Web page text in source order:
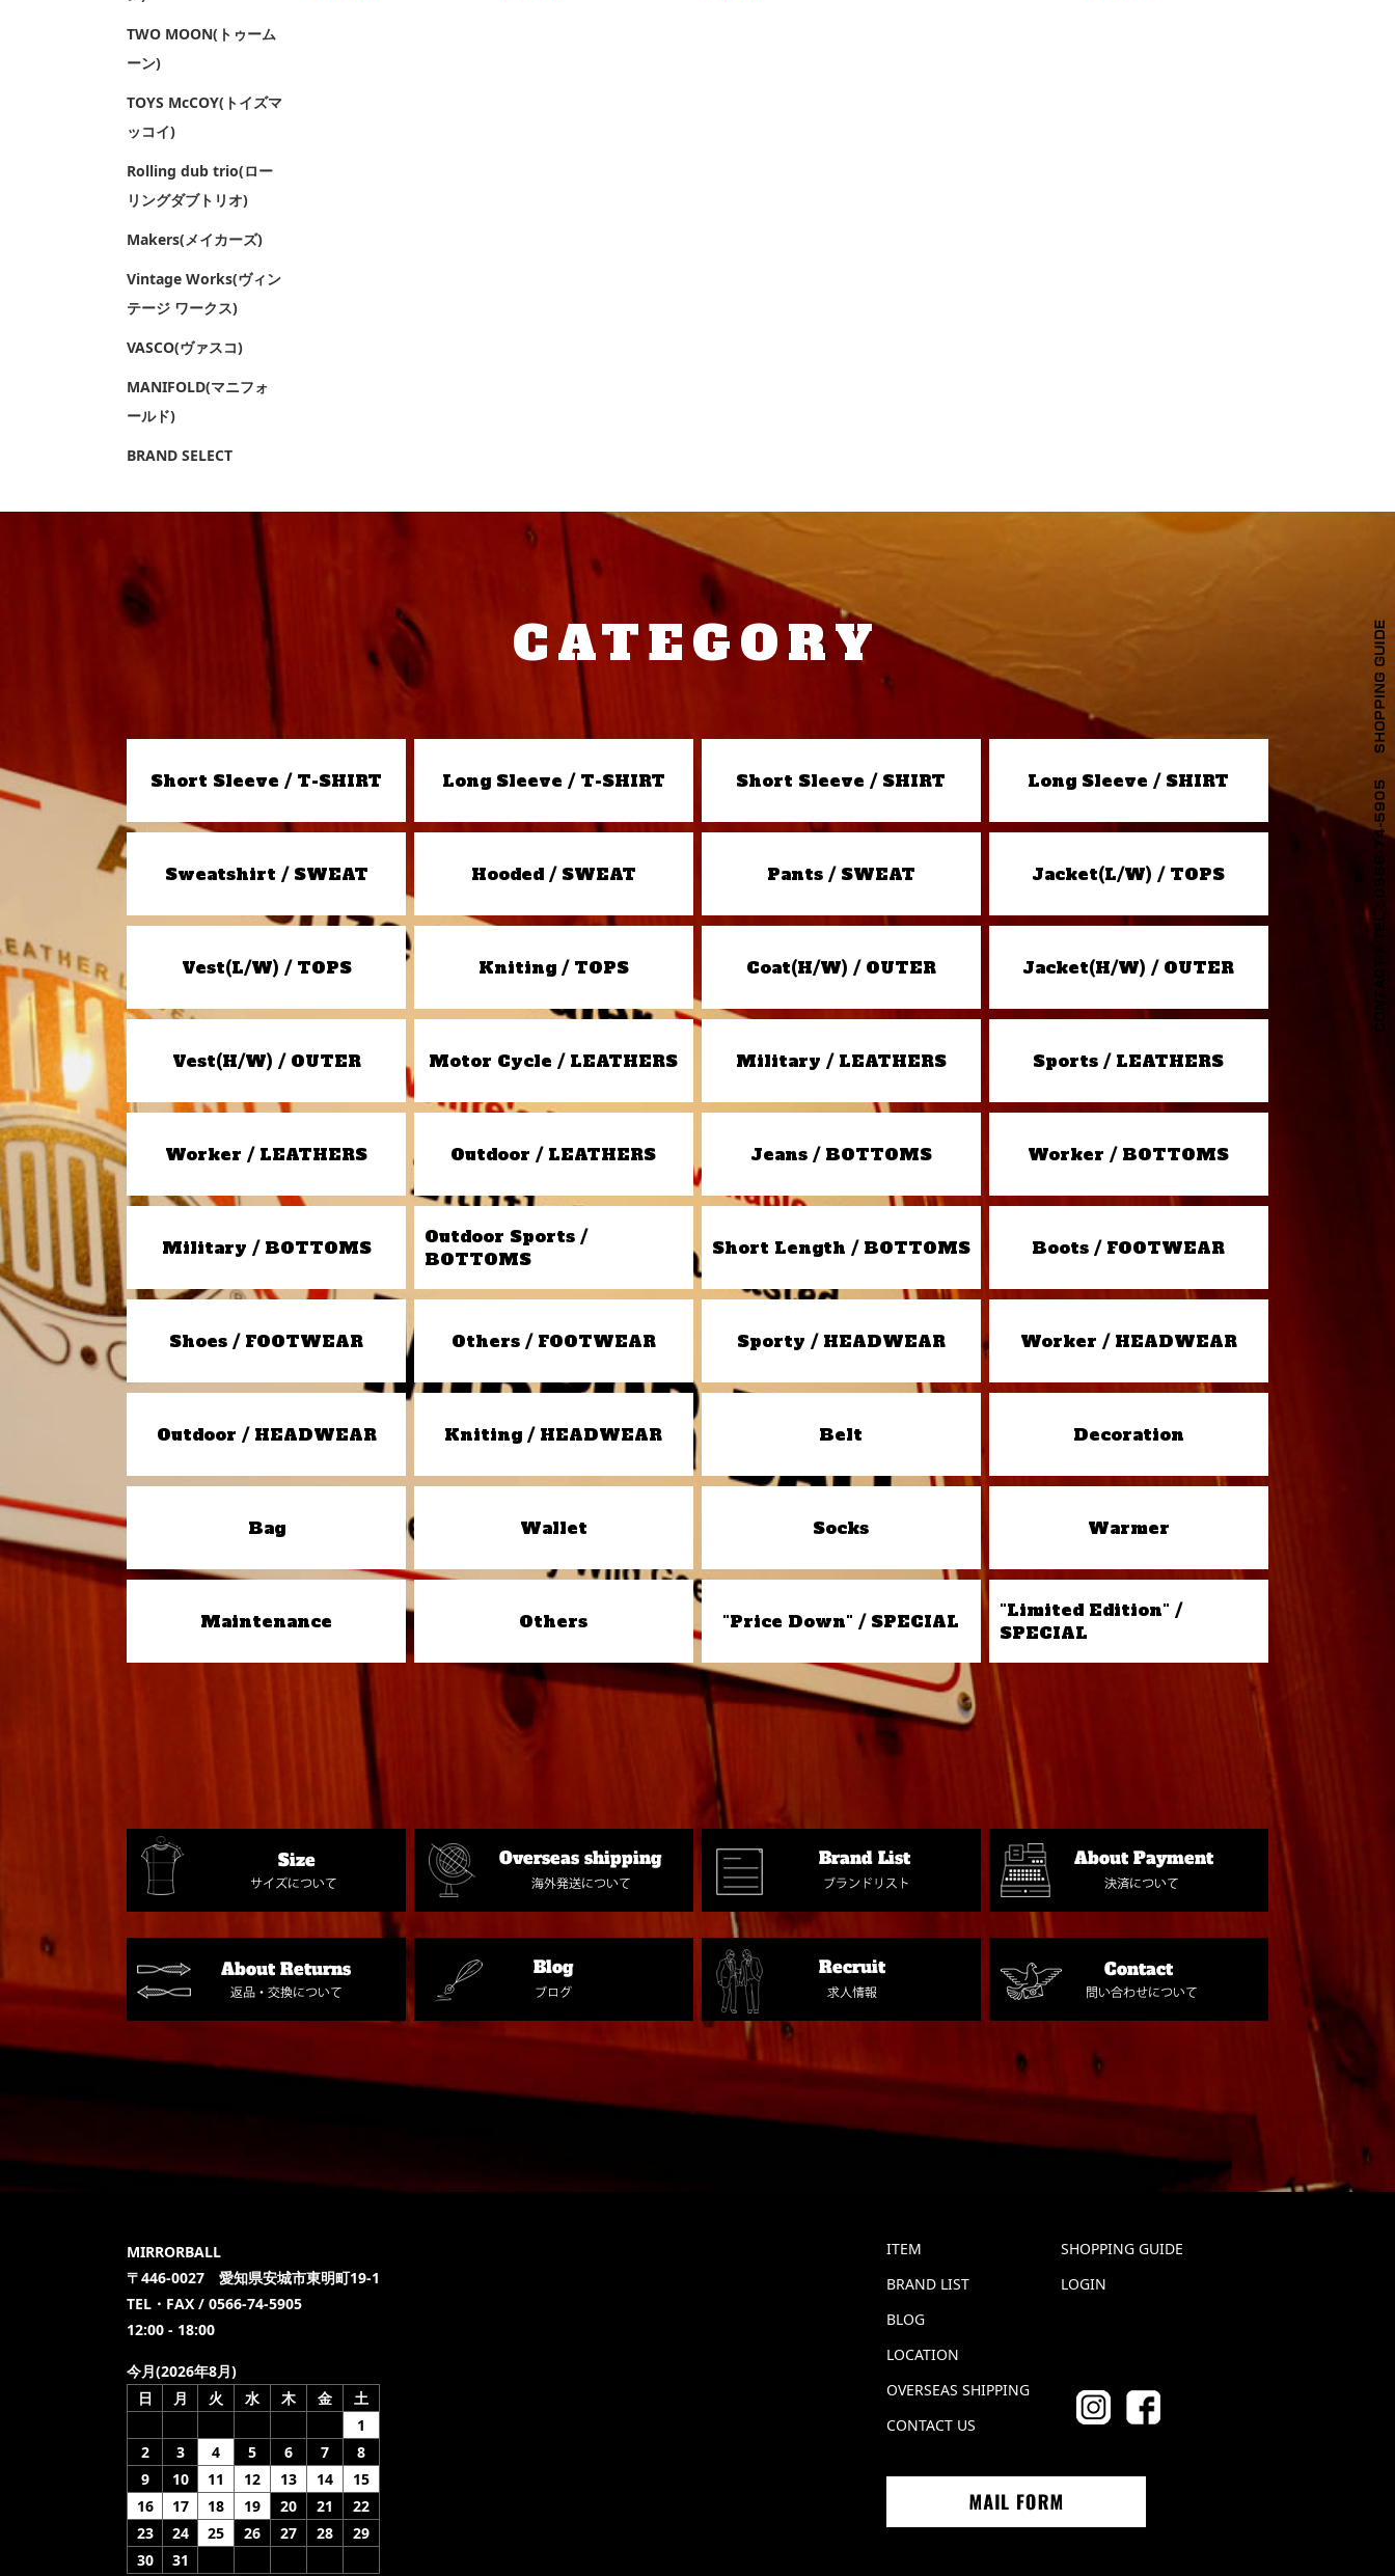
TWO MOON(トゥーム
ーン)
TOYS McCOY(トイズマ
ッコイ)
Rolling dub trio(ロー
リングダブトリオ)
Makers(メイカーズ)
Vintage Works(ヴィン
テージ ワークス)
VASCO(ヴァスコ)
MANIFOLD(マニフォ
ールド)
BRAND SELECT
CATEGORY
Short Sleeve / T-SHIRT Long Sleeve / T-SHIRT Short Sleeve / SHIRT Long Sleeve / SHIRT
Sweatshirt / SWEAT Hooded / SWEAT Pants / SWEAT Jacket(L/W) / TOPS
Vest(L/W) / TOPS Kniting / TOPS Coat(H/W) / OUTER Jacket(H/W) / OUTER
Vest(H/W) / OUTER Motor Cycle / LEATHERS Military / LEATHERS Sports / LEATHERS
Worker / LEATHERS Outdoor / LEATHERS Jeans / BOTTOMS Worker / BOTTOMS
Military / BOTTOMS
Outdoor Sports /
BOTTOMS
Short Length / BOTTOMS Boots / FOOTWEAR
Shoes / FOOTWEAR Others / FOOTWEAR Sporty / HEADWEAR Worker / HEADWEAR
Outdoor / HEADWEAR Kniting / HEADWEAR Belt Decoration
Bag Wallet Socks Warmer
Maintenance Others "Price Down" / SPECIAL
"Limited Edition" /
SPECIAL
MIRRORBALL
〒446-0027 愛知県安城市東明町19-1
TEL・FAX / 0566-74-5905
12:00 - 18:00
今月(2026年8月)
日
月 火 水 木 金
土
1
2
3 4 5 6 7
8
9
10 11 12 13 14
15
16
17 18 19 20 21
22
23
24 25 26 27 28
29
30
31
ITEM
BRAND LIST
BLOG
LOCATION
OVERSEAS SHIPPING
CONTACT US
SHOPPING GUIDE
LOGIN